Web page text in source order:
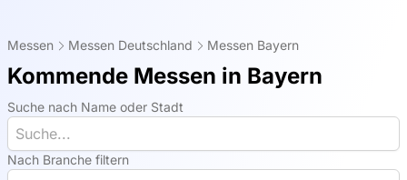
Messen Messen Deutschland Messen Bayern
Kommende Messen in Bayern
Suche nach Name oder Stadt
Nach Branche filtern